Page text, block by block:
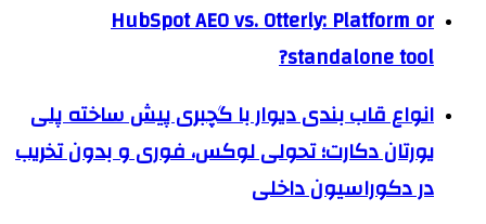
HubSpot AEO vs. Otterly: Platform or
standalone tool?
انواع قاب بندی دیوار با گچبری پیش ساخته پلی
یورتان دکارت؛ تحولی لوکس، فوری و بدون تخریب
در دکوراسیون داخلی